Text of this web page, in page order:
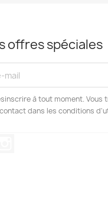
offres spéciales
à tout moment. Vous
dans les conditions